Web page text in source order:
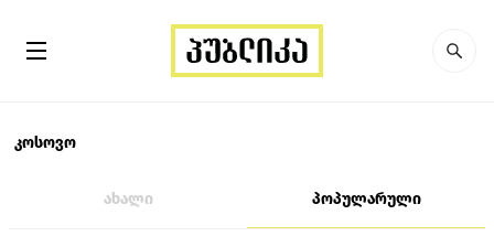
კოსოვო
ახალი პოპულარული